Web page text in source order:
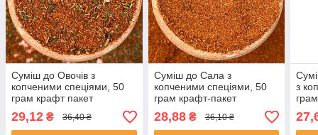
Суміш до Овочів з
копченими спеціями, 50
грам крафт пакет
29,12 ₴ 36,40 ₴
Суміш до Сала з
копченими спеціями, 50
грам крафт-пакет
28,88₴ 36,10 ₴
з